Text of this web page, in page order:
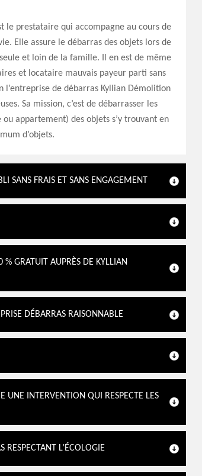
le prestataire qui accompagne au cours de
Elle assure le débarras des objets lors de
et loin de la famille. Il en est de même
et locataire mauvais payeur parti sans
l’entreprise de débarras Kyllian Démolition
Sa mission, c’est de débarrasser les
ou appartement) des objets s’y trouvant en
d’objets.
SANS FRAIS ET SANS ENGAGEMENT
% GRATUIT AUPRÈS DE KYLLIAN
DÉBARRAS RAISONNABLE
UNE INTERVENTION QUI RESPECTE LES
L’ÉCOLOGIE